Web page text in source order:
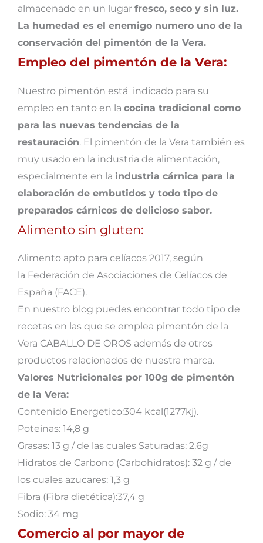
almacenado en un lugar fresco, seco y sin luz.
La humedad es el enemigo numero uno de la
conservación del pimentón de la Vera.
Empleo del pimentón de la Vera:
Nuestro pimentón está indicado para su
empleo en tanto en la cocina tradicional como
para las nuevas tendencias de la
restauración. El pimentón de la Vera también es
muy usado en la industria de alimentación,
especialmente en la industria cárnica para la
elaboración de embutidos y todo tipo de
preparados cárnicos de delicioso sabor.
Alimento sin gluten:
Alimento apto para celíacos 2017, según
la Federación de Asociaciones de Celíacos de
España (FACE).
En nuestro blog puedes encontrar todo tipo de
recetas en las que se emplea pimentón de la
Vera CABALLO DE OROS además de otros
productos relacionados de nuestra marca.
Valores Nutricionales por 100g de pimentón
de la Vera:
Contenido Energetico:304 kcal(1277kj).
Poteinas: 14,8 g
Grasas: 13 g / de las cuales Saturadas: 2,6g
Hidratos de Carbono (Carbohidratos): 32 g / de
los cuales azucares: 1,3 g
Fibra (Fibra dietética):37,4 g
Sodio: 34 mg
Comercio al por mayor de